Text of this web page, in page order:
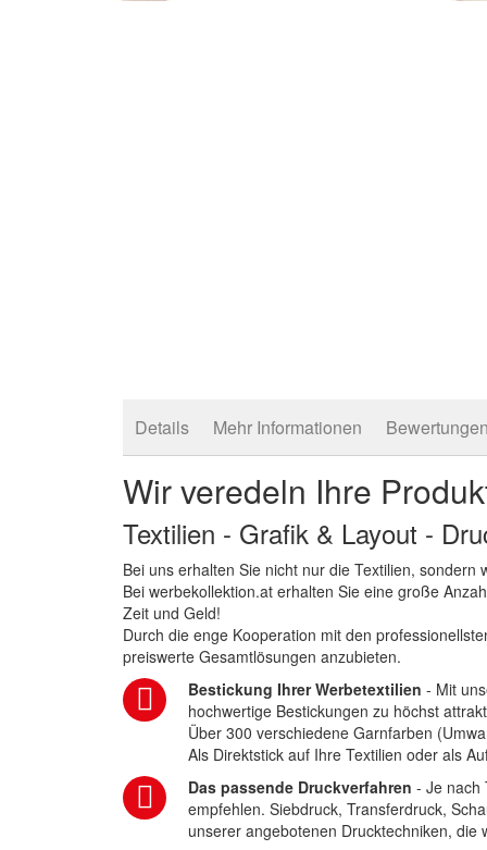
Details Mehr Informationen Bewertungen
Wir veredeln Ihre
Textilien - Grafik & Layout -
Bei uns erhalten Sie nicht nur die Textilien,
Bei werbekollektion.at erhalten Sie eine große
Zeit und Geld!
Durch die enge Kooperation mit den
preiswerte Gesamtlösungen anzubieten.
Bestickung Ihrer Werbetextilien - Mit
hochwertige Bestickungen zu höchst
Über 300 verschiedene Garnfarben
Als Direktstick auf Ihre Textilien oder als
Das passende Druckverfahren - Je nach
empfehlen. Siebdruck, Transferdruck,
unserer angebotenen Drucktechniken,